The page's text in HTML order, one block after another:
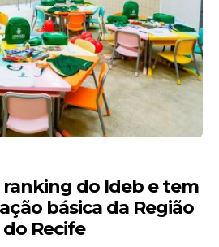
relatores no Congresso
Delegada Katarina
(União/MT) e, no
Alessandro Vieira
ranking do Ideb e tem
básica da Região
Recife